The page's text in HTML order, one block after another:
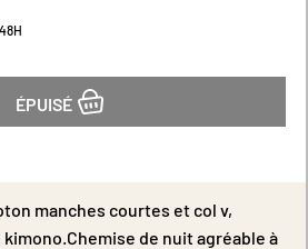
ÉPUISÉ
manches courtes et col v,
de nuit agréable à